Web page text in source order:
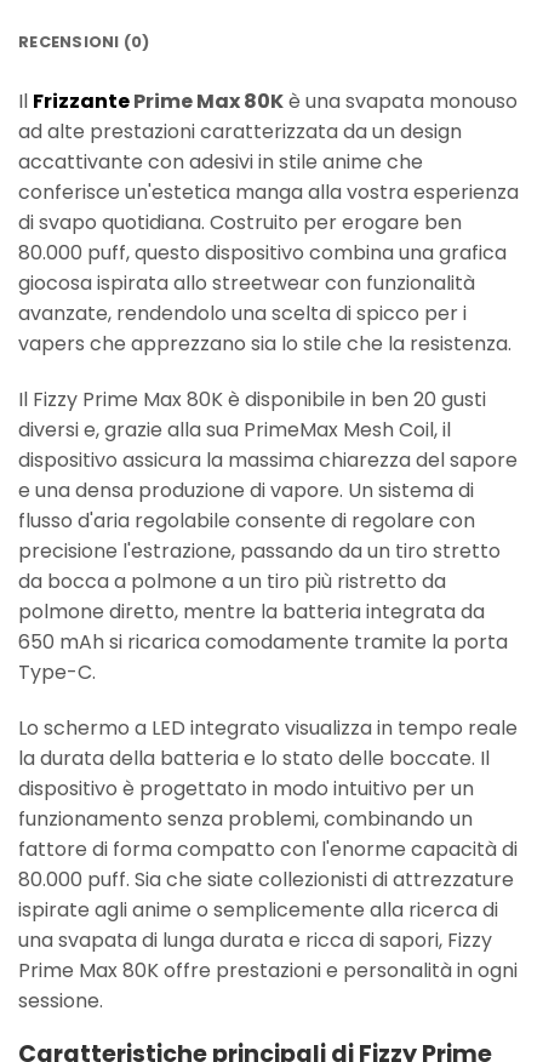
RECENSIONI (0)
Il FrizzantePrime Max 80Kè una svapata monouso
ad alte prestazioni caratterizzata da un design
accattivante con adesivi in stile anime che
conferisce un'estetica manga alla vostra esperienza
di svapo quotidiana. Costruito per erogare ben
80.000 puff, questo dispositivo combina una grafica
giocosa ispirata allo streetwear con funzionalità
avanzate, rendendolo una scelta di spicco per i
vapers che apprezzano sia lo stile che la resistenza.
Il Fizzy Prime Max 80K è disponibile in ben 20 gusti
diversi e, grazie alla sua PrimeMax Mesh Coil, il
dispositivo assicura la massima chiarezza del sapore
e una densa produzione di vapore. Un sistema di
flusso d'aria regolabile consente di regolare con
precisione l'estrazione, passando da un tiro stretto
da bocca a polmone a un tiro più ristretto da
polmone diretto, mentre la batteria integrata da
650 mAh si ricarica comodamente tramite la porta
Type-C.
Lo schermo a LED integrato visualizza in tempo reale
la durata della batteria e lo stato delle boccate. Il
dispositivo è progettato in modo intuitivo per un
funzionamento senza problemi, combinando un
fattore di forma compatto con l'enorme capacità di
80.000 puff. Sia che siate collezionisti di attrezzature
ispirate agli anime o semplicemente alla ricerca di
una svapata di lunga durata e ricca di sapori, Fizzy
Prime Max 80K offre prestazioni e personalità in ogni
sessione.
Caratteristiche principali di Fizzy Prime